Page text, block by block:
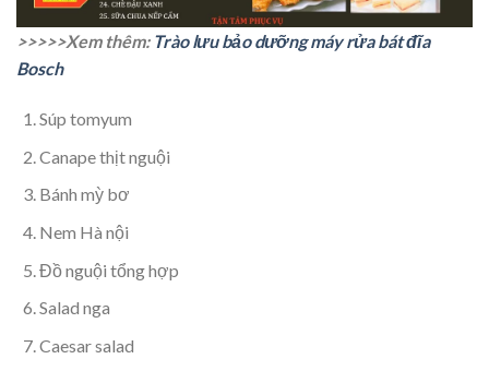
>>>>>Xem thêm: Trào lưu bảo dưỡng máy rửa bát đĩa
Bosch
Súp tomyum
Canape thịt nguội
Bánh mỳ bơ
Nem Hà nội
Đồ nguội tổng hợp
Salad nga
Caesar salad